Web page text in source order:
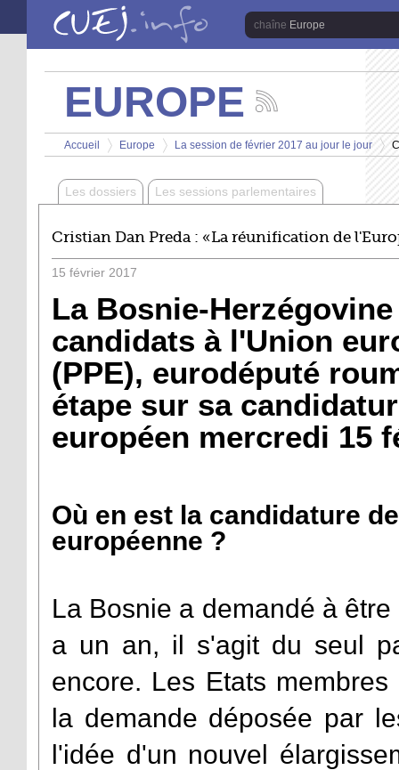
Aller au contenu principal
Europe
EUROPE
les
actualités
de
chaîne
Europe
Vous êtes ici
Accueil
>
Europe
>
La session de février 2017 au jour le jour
>
Les dossiers Les sessions parlementaires
Cristian Dan Preda : «La réunification de
15 février 2017
La Bosnie-
candidats à l'Union
(PPE), eurodéputé
étape sur sa
européen mercredi 15
Où en est la candidature
européenne ?
La Bosnie a demandé à
a un an, il s'agit du seul
encore. Les Etats
la demande déposée par
l'idée d'un nouvel